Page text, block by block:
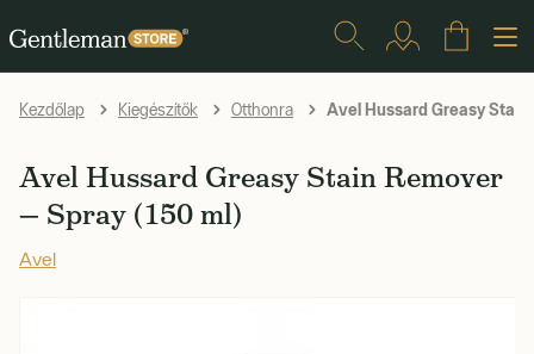
Kezdőlap Kiegészítők Otthonra Avel Hussard Greasy Stain
Avel Hussard Greasy Stain Remover
— Spray (150 ml)
Avel